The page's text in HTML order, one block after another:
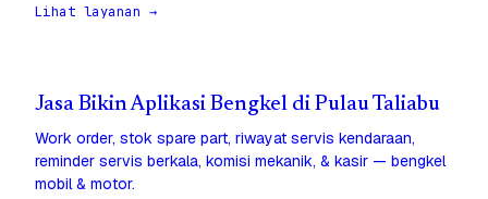
Lihat layanan →
Jasa Bikin Aplikasi Bengkel di Pulau Taliabu
Work order, stok spare part, riwayat servis kendaraan,
reminder servis berkala, komisi mekanik, & kasir — bengkel
mobil & motor.